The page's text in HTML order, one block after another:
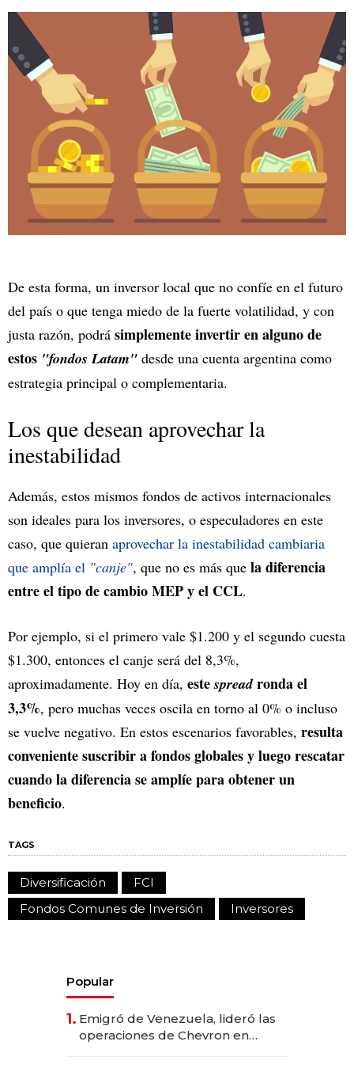
De esta forma, un inversor local que no confíe en el futuro
del país o que tenga miedo de la fuerte volatilidad, y con
justa razón, podrá simplemente invertir en alguno de
estos "fondos Latam" desde una cuenta argentina como
estrategia principal o complementaria.
Los que desean aprovechar la
inestabilidad
Además, estos mismos fondos de activos internacionales
son ideales para los inversores, o especuladores en este
caso, que quieran aprovechar la inestabilidad cambiaria
que amplía el "canje", que no es más que la diferencia
entre el tipo de cambio MEP y el CCL.
Por ejemplo, si el primero vale $1.200 y el segundo cuesta
$1.300, entonces el canje será del 8,3%,
aproximadamente. Hoy en día, estespreadronda el
3,3%, pero muchas veces oscila en torno al 0% o incluso
se vuelve negativo. En estos escenarios favorables, resulta
conveniente suscribir a fondos globales y luego rescatar
cuando la diferencia se amplíe para obtener un
beneficio.
TAGS
Diversificación
FCI
Fondos Comunes de Inversión
Inversores
Popular
1. Emigró de Venezuela, lideró las
operaciones de Chevron en